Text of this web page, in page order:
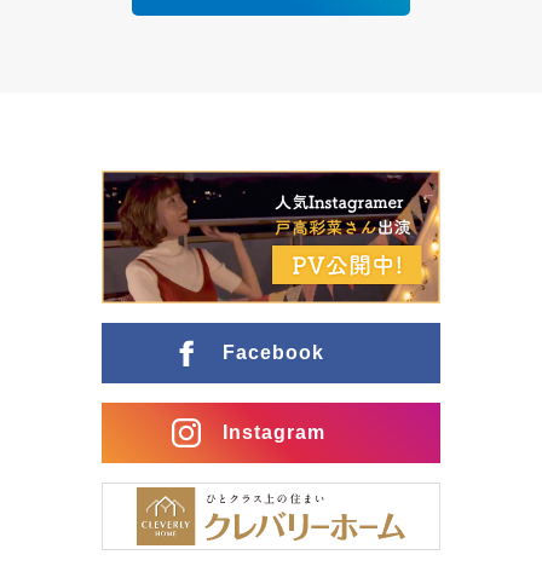
ご予約いただいた方には、現地地図をメールまたは郵
一列分多い仕様になっています ダイニング スタイリ
ッシュなキッチンから見えるダイニングにはＷ2600の
壁面収納があり 洗練された3枚引き違いの内装建具が
空間をひきしめてくれます インナーガレージ 家族の
趣味のバイクは専用のインナーガレージを設け、リビ
ングとの行き来がスムーズな間取りに インナーガレー
ジ […]
Facebook
Instagram